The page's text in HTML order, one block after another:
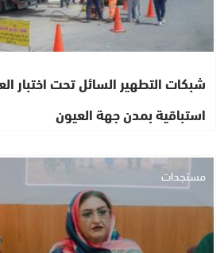
شبكات التطهير السائل تحت اختبار
استباقية بمدن جهة العيون
مستجدات